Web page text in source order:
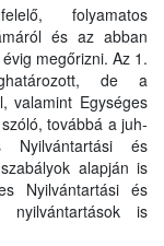
folyamatos
és az abban
megőrizni. Az 1.
de a
valamint Egységes
továbbá a juh-
Nyilvántartási és
alapján is
Nyilvántartási és
nyilvántartások is